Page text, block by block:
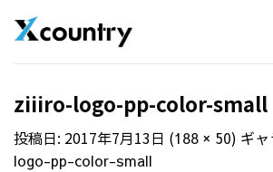
ziiiro-logo-pp-color-small
投稿日: 2017年7月13日 (188 × 50) ギ
logo-pp-color-small